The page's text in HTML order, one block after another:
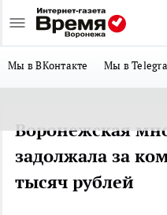
Мы в ВКонтакте Мы в
Воронежская
задолжала за
тысяч рублей